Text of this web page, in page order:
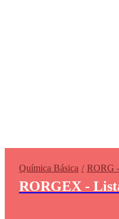
Química Básica RORG
RORGEX -